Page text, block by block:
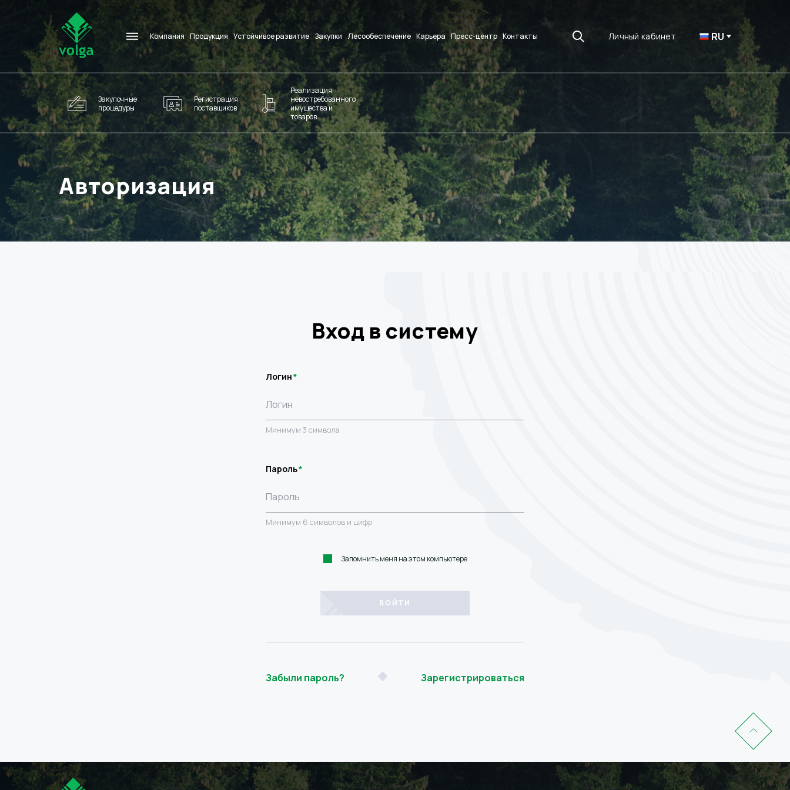
Компания Продукция Устойчивое развитие Закупки Лесообеспечение Карьера Пресс-центр Контакты Личный кабинет RU
Закупочные
процедуры
Регистрация
поставщиков
Реализация
невостребованного
имущества и
товаров
Авторизация
Вход в систему
Логин
Минимум 3 символа
Пароль
Минимум 6 символов и цифр
Запомнить меня на этом компьютере
Забыли пароль? Зарегистрироваться